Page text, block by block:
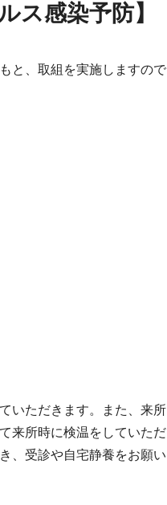
ス感染予防】
と、取組を実施しますので
いただきます。また、来所
来所時に検温をしていただ
、受診や自宅静養をお願い